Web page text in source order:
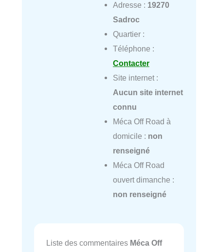
Adresse : 19270
Sadroc
Quartier :
Téléphone :
Contacter
Site internet :
Aucun site internet
connu
Méca Off Road à
domicile : non
renseigné
Méca Off Road
ouvert dimanche :
non renseigné
Liste des commentaires Méca Off